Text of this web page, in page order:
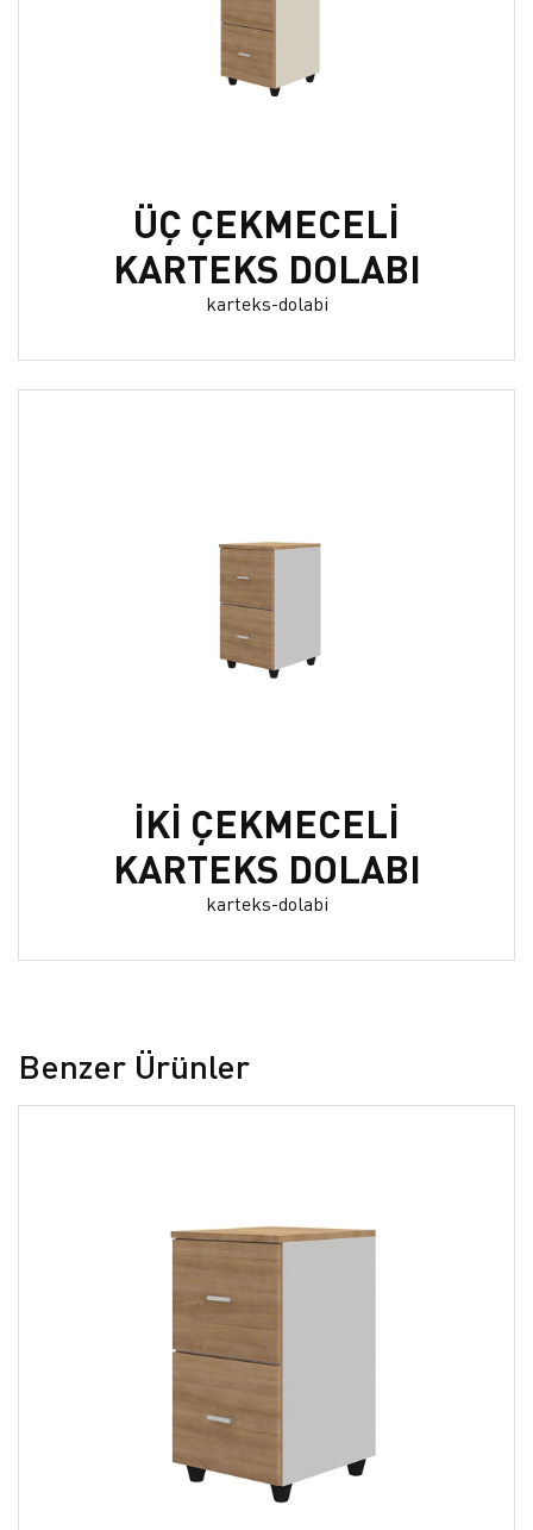
ÜÇ ÇEKMECELİ
KARTEKS DOLABI
karteks-dolabi
İKİ ÇEKMECELİ
KARTEKS DOLABI
karteks-dolabi
Benzer Ürünler